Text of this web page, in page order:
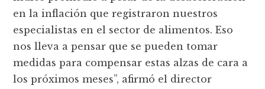
en la inflación que registraron nuestros
especialistas en el sector de alimentos. Eso
nos lleva a pensar que se pueden tomar
medidas para compensar estas alzas de cara a
los próximos meses”, afirmó el director